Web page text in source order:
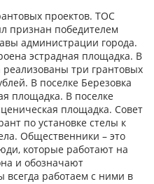
проектов. ТОС
признан победителем
администрации города.
эстрадная площадка. В
три грантовых
В поселке Березовка
площадка. В поселке
площадка. Совет
по установке стелы к
Общественники – это
которые работают на
и обозначают
всегда работаем с ними в